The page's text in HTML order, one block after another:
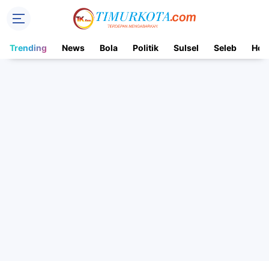
Trending News Bola Politik Sulsel Seleb Hot